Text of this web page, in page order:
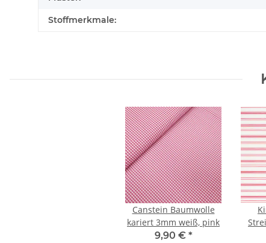
Stoffmerkmale:
Canstein Baumwolle
kariert 3mm weiß, pink
9,90 € *